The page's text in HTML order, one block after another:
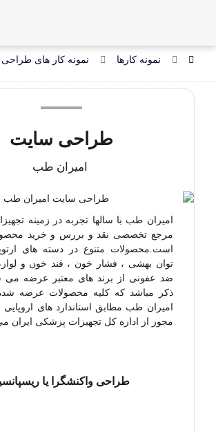
نمونه کارها نمونه کار های
طراحی سایت
امیران طب
امیران طب با سالها تجربه در زمینه
مرجع تخصصی نقد و بررس و خرید
است.محصولات متنوع در دسته های
توان بهشی ، فشار خون ، قند خون و
ضد عفونی از برند های معتبر عرضه می
ذکر مباشد که کلیه محصولات عرضه
امیران طب مطابق استاندارد های اروپایی
مجوز از اداره کل تجهیزات پزشکی ایران
طراحی واکنشگرا یا